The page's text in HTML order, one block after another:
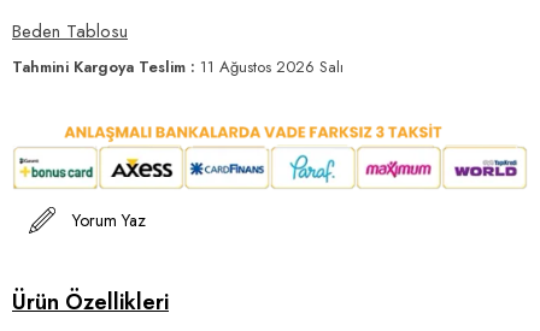
Beden Tablosu
Tahmini Kargoya Teslim : 11 Ağustos 2026 Salı
Yorum Yaz